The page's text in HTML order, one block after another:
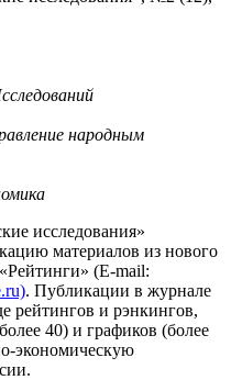
народным
исследования»
материалов из нового
(E-mail:
. Публикации в журнале
рейтингов и рэнкингов,
40) и графиков (более
экономическую